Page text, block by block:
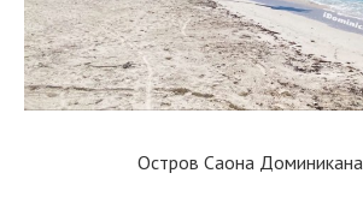
Остров Саона Доминикана